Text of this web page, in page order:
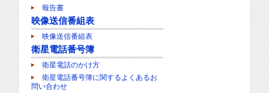
報告書
映像送信番組表
映像送信番組表
衛星電話番号簿
衛星電話のかけ方
衛星電話番号簿に関するよくあるお
問い合わせ